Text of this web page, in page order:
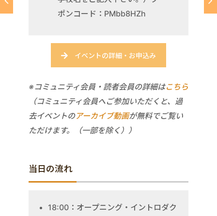
ポンコード：PMbb8HZh
イベントの詳細・お申込み
※コミュニティ会員・読者会員の詳細はこちら
（コミュニティ会員へご参加いただくと、過
去イベントのアーカイブ動画が無料でご覧い
ただけます。（一部を除く））
当日の流れ
18:00：オープニング・イントロダク